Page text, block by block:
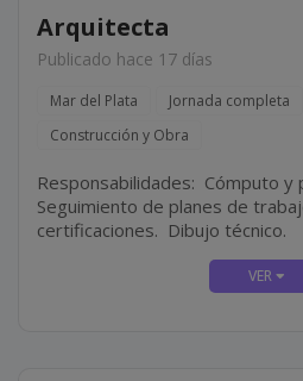
Arquitecta
Publicado hace 17 días
Mar del Plata Jornada completa
Construcción y Obra
Responsabilidades: Cómputo y presupuesto.
Seguimiento de planes de trabajo. Elaboración
certificaciones. Dibujo técnico.